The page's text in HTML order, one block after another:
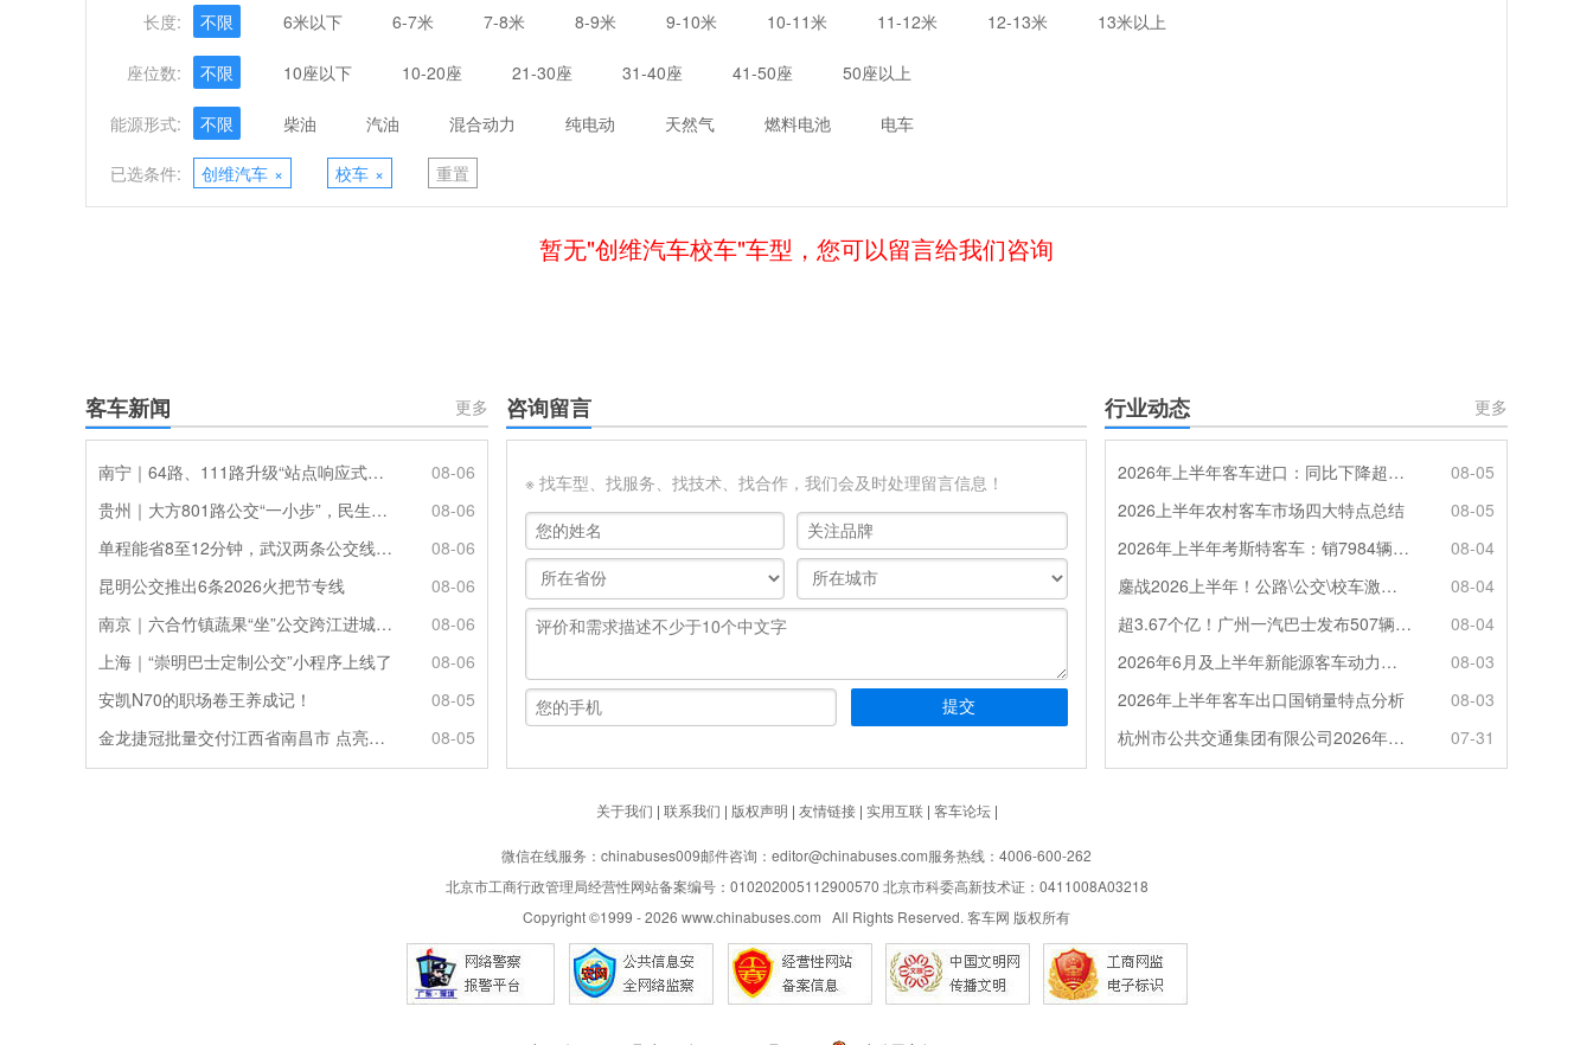
长度: 不限 6米以下 6-7米 7-8米 8-9米 9-10米 10-11米 11-12米 12-13米 13米以上
座位数: 不限 10座以下 10-20座 21-30座 31-40座 41-50座 50座以上
能源形式: 不限 柴油 汽油 混合动力 纯电动 天然气 燃料电池 电车
已选条件: 创维汽车 × 校车 × 重置
暂无"创维汽车校车"车型，您可以留言给我们咨询
客车新闻 更多
南宁｜64路、111路升级“站点响应式停靠”
08-06
贵州｜大方801路公交“一小步”，民生幸福“一大步”
08-06
单程能省8至12分钟，武汉两条公交线路试点“按需停靠”
08-06
昆明公交推出6条2026火把节专线
08-06
南京｜六合竹镇蔬果“坐”公交跨江进城来源：新华日报
08-06
上海｜“崇明巴士定制公交”小程序上线了
08-06
安凯N70的职场卷王养成记！
08-05
金龙捷冠批量交付江西省南昌市 点亮城乡便民定制出行
08-05
咨询留言
※ 找车型、找服务、找技术、找合作，我们会及时处理留言信息！
行业动态 更多
2026年上半年客车进口：同比下降超4成，轻客主体地位凸显
08-05
2026上半年农村客车市场四大特点总结
08-05
2026年上半年考斯特客车：销7984辆 6米领涨领跑 电动化提速
08-04
鏖战2026上半年！公路\公交\校车激烈角逐，谁问鼎赛道赢家?
08-04
超3.67个亿！广州一汽巴士发布507辆纯电动城市客车采购中标公告
08-04
2026年6月及上半年新能源客车动力电池装机量特点分析
08-03
2026年上半年客车出口国销量特点分析
08-03
杭州市公共交通集团有限公司2026年100辆纯电动城市客车采购招标公告
07-31
关于我们 | 联系我们 | 版权声明 | 友情链接| 实用互联| 客车论坛|
微信在线服务：chinabuses009邮件咨询：editor@chinabuses.com服务热线：4006-600-262
北京市工商行政管理局经营性网站备案编号：010202005112900570 北京市科委高新技术证：0411008A03218
Copyright ©1999 -2026 www.chinabuses.com All Rights Reserved. 客车网 版权所有